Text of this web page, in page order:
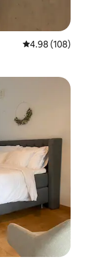
คะแนนเฉลี่ย
4.98 (108)